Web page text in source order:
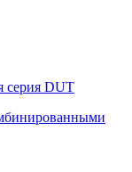
серия DUT